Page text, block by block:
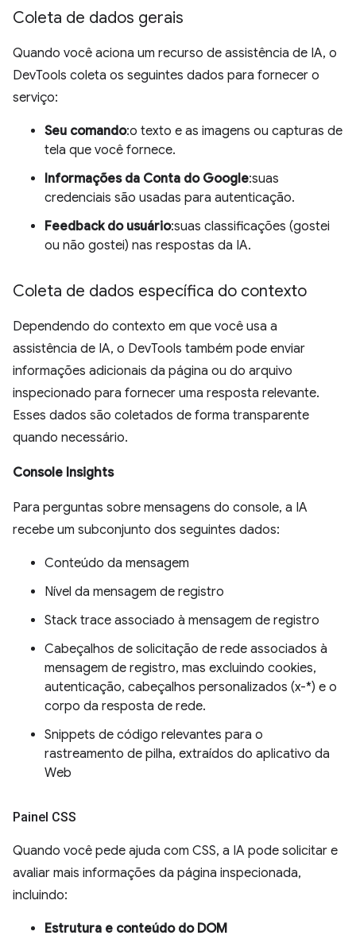
Coleta de dados gerais
Quando você aciona um recurso de assistência de IA, o
DevTools coleta os seguintes dados para fornecer o
serviço:
Seu comando:o texto e as imagens ou capturas de
tela que você fornece.
Informações da Conta do Google:suas
credenciais são usadas para autenticação.
Feedback do usuário:suas classificações (gostei
ou não gostei) nas respostas da IA.
Coleta de dados específica do contexto
Dependendo do contexto em que você usa a
assistência de IA, o DevTools também pode enviar
informações adicionais da página ou do arquivo
inspecionado para fornecer uma resposta relevante.
Esses dados são coletados de forma transparente
quando necessário.
Console Insights
Para perguntas sobre mensagens do console, a IA
recebe um subconjunto dos seguintes dados:
Conteúdo da mensagem
Nível da mensagem de registro
Stack trace associado à mensagem de registro
Cabeçalhos de solicitação de rede associados à
mensagem de registro, mas excluindo cookies,
autenticação, cabeçalhos personalizados (x-*) e o
corpo da resposta de rede.
Snippets de código relevantes para o
rastreamento de pilha, extraídos do aplicativo da
Web
Painel CSS
Quando você pede ajuda com CSS, a IA pode solicitar e
avaliar mais informações da página inspecionada,
incluindo:
Estrutura e conteúdo do DOM